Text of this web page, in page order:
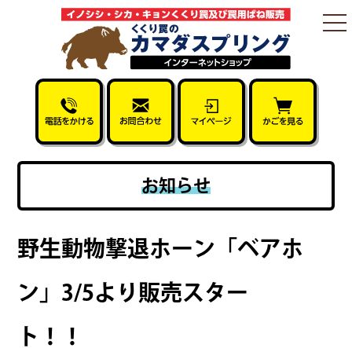
お知らせ
野生動物撃退ホーン「ベアホ
ン」3/5より販売スター
ト！！